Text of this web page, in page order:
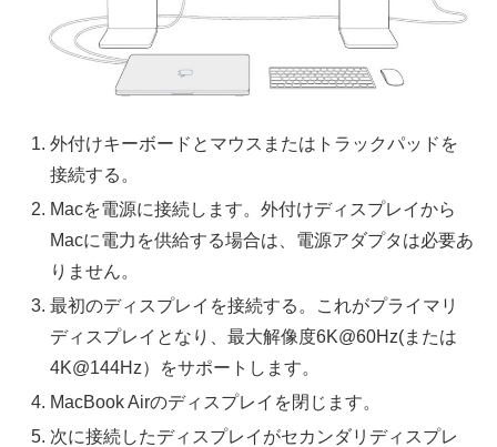
外付けキーボードとマウスまたはトラックパッドを
接続する。
Macを電源に接続します。外付けディスプレイから
Macに電力を供給する場合は、電源アダプタは必要あ
りません。
最初のディスプレイを接続する。これがプライマリ
ディスプレイとなり、最大解像度6K@60Hz(または
4K@144Hz）をサポートします。
MacBook Airのディスプレイを閉じます。
次に接続したディスプレイがセカンダリディスプレ